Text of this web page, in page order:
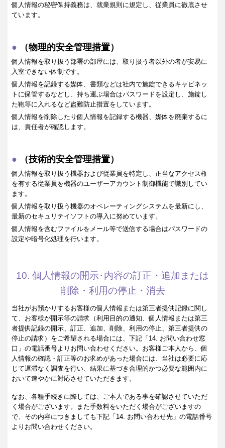
個人情報の秘密保持義務は、就業規則に規定し、従業員に徹底させ
ています。
（物理的安全管理措置）
個人情報を取り扱う部署の部屋には、取り扱う者以外の者が安易に
入室できない体制です。
個人情報を記録する媒体、書類などは社内で施錠できるキャビネッ
トに保管するなどし、持ち運ぶ場合はパスワードを設定し、施錠し
た鞄等に入れるなど盗難防止措置をしています。
個人情報を削除したり個人情報を記録する機器、媒体を廃棄するに
は、責任者が確認します。
（技術的安全管理措置）
個人情報を取り扱う機器および従業員を特定し、正当なアクセス権
を有する従業員を機器のユーザーアカウント制御機能で識別してい
ます。
個人情報を取り扱う機器のオペレーティングシステムを最新にし、
最新のセキュリテイソフトの導入に努めています。
個人情報を含むファイルをメール等で送信する場合はパスワードの
設定や暗号化処理を行います。
10. 個人情報の開示･内容の訂正・追加または
削除・利用の停止・消去
当社がお預かりするお客様の個人情報または第三者提供記録に関し
て、お客様が開示等の請求（利用目的の通知、個人情報または第三
者提供記録の開示、訂正、追加、削除、利用の停止、第三者提供の
停止の請求）をご希望される場合には、下記「14. お問い合わせ窓
口」の電話番号よりお問い合わせください。お客様ご本人から、個
人情報の確認・訂正等のお求めがあった場合には、当社は必要に応
じて遅滞なく調査を行い、結果に基づき合理的かつ必要な範囲内に
おいて速やかに対応させていただきます。
なお、各種手続きに際しては、ご本人である事を確認させていただ
く場合がございます。また手数料をいただく場合がございますの
で、その内容につきましても下記「14. お問い合わせ先」の電話番号
よりお問い合わせください。